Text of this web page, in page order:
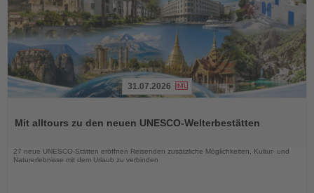
die
31.07.2026
Mit alltours zu den neuen UNESCO-Welterbestätten
27 neue UNESCO-Stätten eröffnen Reisenden zusätzliche Möglichkeiten, Kultur- und
Naturerlebnisse mit dem Urlaub zu verbinden